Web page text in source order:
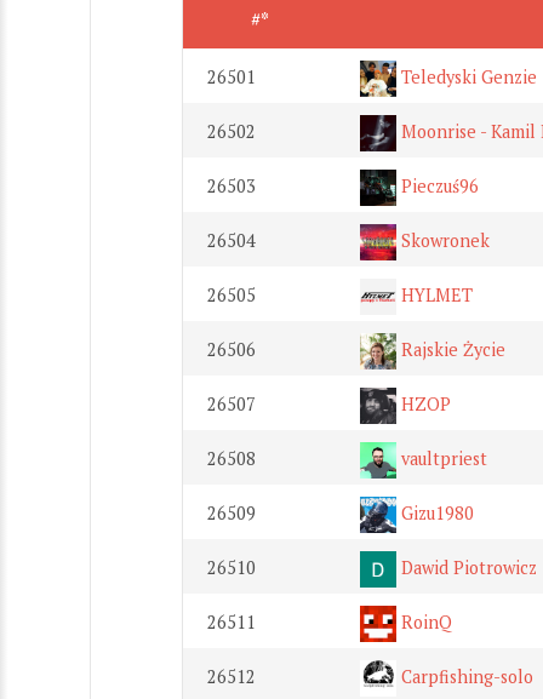
#*
26501 Teledyski Genzie
26502 Moonrise - Kamil
26503 Pieczuś96
26504 Skowronek
26505 HYLMET
26506 Rajskie Życie
26507 HZOP
26508 vaultpriest
26509 Gizu1980
26510 Dawid Piotrowicz
26511 RoinQ
26512 Carpfishing-solo